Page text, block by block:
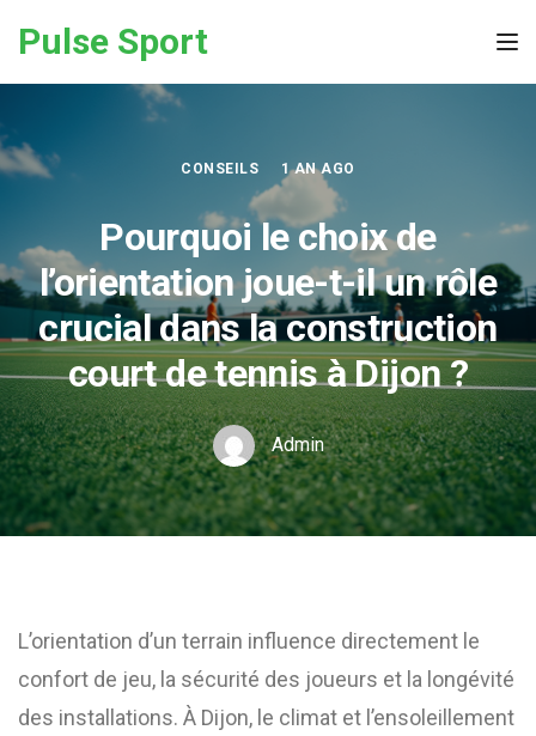
Pulse Sport
CONSEILS 1 AN AGO
Pourquoi le choix de
l’orientation joue-t-il un rôle
crucial dans la construction
court de tennis à Dijon ?
Admin
L’orientation d’un terrain influence directement le
confort de jeu, la sécurité des joueurs et la longévité
des installations. À Dijon, le climat et l’ensoleillement